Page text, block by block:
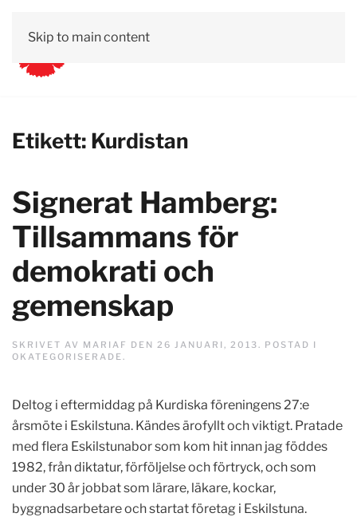
Skip to main content
Etikett: Kurdistan
Signerat Hamberg:
Tillsammans för
demokrati och
gemenskap
SKRIVET AV MARIAF DEN 26 JANUARI, 2013. POSTAD I
OKATEGORISERADE.
Deltog i eftermiddag på Kurdiska föreningens 27:e
årsmöte i Eskilstuna. Kändes ärofyllt och viktigt. Pratade
med flera Eskilstunabor som kom hit innan jag föddes
1982, från diktatur, förföljelse och förtryck, och som
under 30 år jobbat som lärare, läkare, kockar,
byggnadsarbetare och startat företag i Eskilstuna.